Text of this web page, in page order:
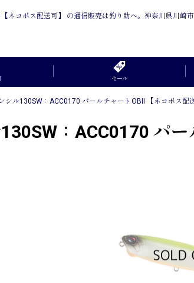
ネコポス配送可】 の通信販売は釣り助へ。神奈川県川崎
セール
シル130SW：ACC0170 パールチャートOBII 【ネコポス配送
：ACC0170 パ